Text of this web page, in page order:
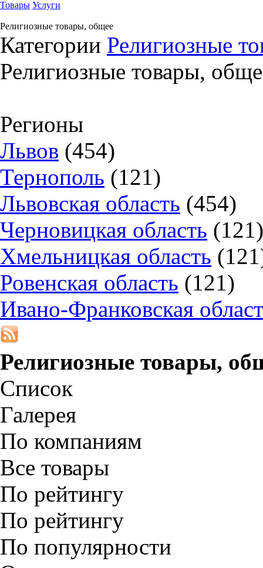
Товары Услуги
Религиозные товары, общее
Категории Религиозные
Религиозные товары,
Регионы
Львов (454)
Тернополь (121)
Львовская область (454)
Черновицкая область (121)
Хмельницкая область
Ровенская область (121)
Ивано-Франковская
Религиозные товары,
Список
Галерея
По компаниям
Все товары
По рейтингу
По рейтингу
По популярности